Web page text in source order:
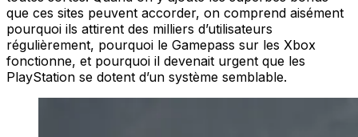
que ces sites peuvent accorder, on comprend aisément
pourquoi ils attirent des milliers d’utilisateurs
régulièrement, pourquoi le Gamepass sur les Xbox
fonctionne, et pourquoi il devenait urgent que les
PlayStation se dotent d’un système semblable.